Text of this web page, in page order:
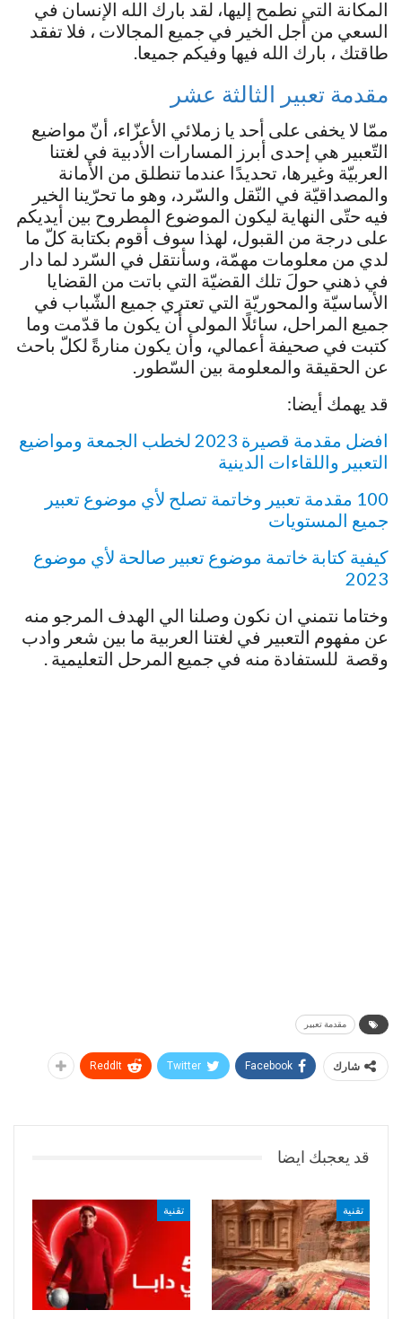
المكانة التي نطمح إليها، لقد بارك الله الإنسان في
السعي من أجل الخير في جميع المجالات ، فلا تفقد
طاقتك ، بارك الله فيها وفيكم جميعا.
مقدمة تعبير الثالثة عشر
ممّا لا يخفى على أحد يا زملائي الأعزّاء، أنّ مواضيع
التّعبير هي إحدى أبرز المسارات الأدبية في لغتنا
العربيّة وغيرها، تحديدًا عندما تنطلق من الأمانة
والمصداقيّة في النّقل والسّرد، وهو ما تحرّينا الخير
فيه حتّى النهاية ليكون الموضوع المطروح بين أيديكم
على درجة من القبول، لهذا سوف أقوم بكتابة كلّ ما
لدي من معلومات مهمّة، وسأنتقل في السّرد لما دار
في ذهني حولَ تلك القضيّة التي باتت من القضايا
الأساسيّة والمحوريّة التي تعتري جميع الشّباب في
جميع المراحل، سائلًا المولى أن يكون ما قدّمت وما
كتبت في صحيفة أعمالي، وأن يكون منارةً لكلّ باحث
عن الحقيقة والمعلومة بين السّطور.
قد يهمك أيضا:
افضل مقدمة قصيرة 2023 لخطب الجمعة ومواضيع
التعبير واللقاءات الدينية
100 مقدمة تعبير وخاتمة تصلح لأي موضوع تعبير
جميع المستويات
كيفية كتابة خاتمة موضوع تعبير صالحة لأي موضوع
2023
وختاما نتمني ان نكون وصلنا الي الهدف المرجو منه
عن مفهوم التعبير في لغتنا العربية ما بين شعر وادب
وقصة للستفادة منه في جميع المرحل التعليمية .
مقدمة تعبير
شارك Facebook
Twitter
ReddIt
قد يعجبك ايضا
تقنية تقنية